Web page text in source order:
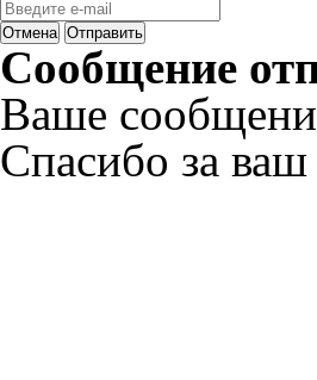
Отмена Отправить
Сообщение
Ваше
Спасибо за ваш